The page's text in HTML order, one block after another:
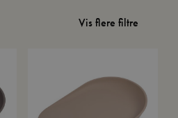
Vis flere filtre